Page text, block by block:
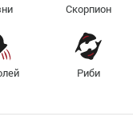
Скорпион
Риби